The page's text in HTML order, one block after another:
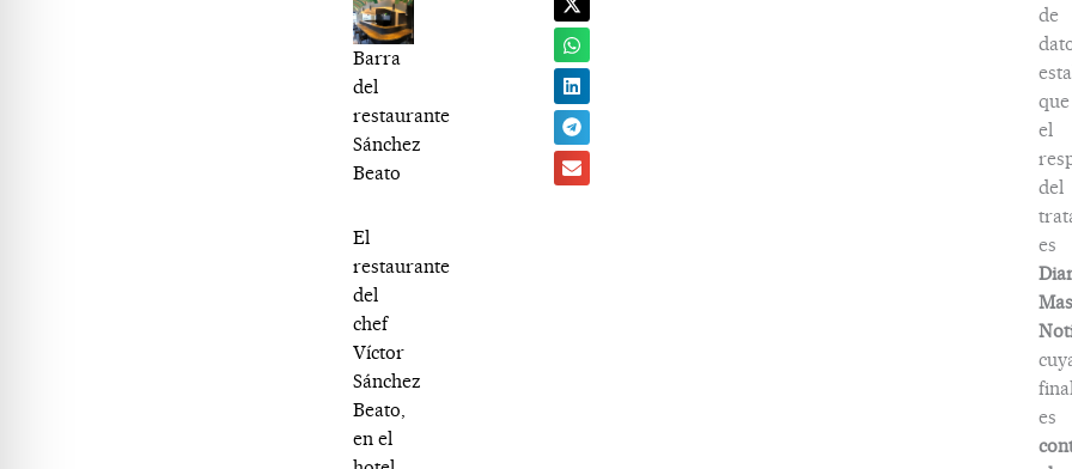
Barra
del
restaurante
Sánchez
Beato
El
restaurante
del
chef
Víctor
Sánchez
Beato,
en el
de
que
el
del
es
Mas
es